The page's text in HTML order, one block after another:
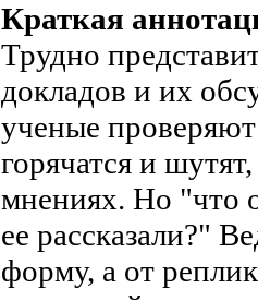
Краткая
Трудно
докладов и их
ученые
горячатся и
мнениях. Но "что
ее рассказали?"
форму, а от